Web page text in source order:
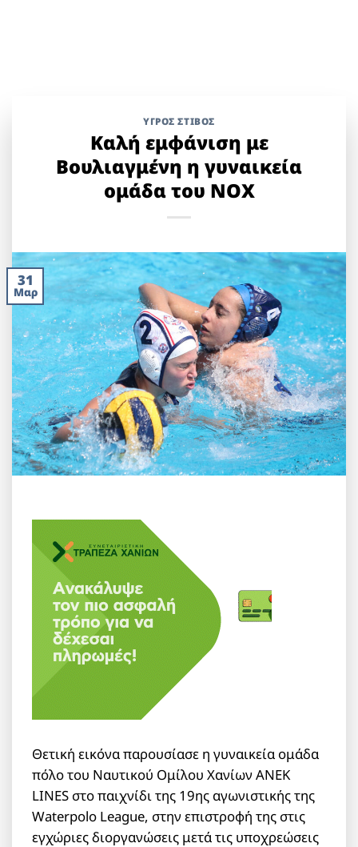
ΥΓΡΌΣ ΣΤΊΒΟΣ
Καλή εμφάνιση με
Βουλιαγμένη η γυναικεία
ομάδα του ΝΟΧ
31
Μαρ
Θετική εικόνα παρουσίασε η γυναικεία ομάδα
πόλο του Ναυτικού Ομίλου Χανίων ANEK
LINES στο παιχνίδι της 19ης αγωνιστικής της
Waterpolo League, στην επιστροφή της στις
εγχώριες διοργανώσεις μετά τις υποχρεώσεις